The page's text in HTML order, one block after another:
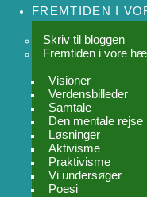
FREMTIDEN I
Skriv til bloggen
Fremtiden i vore
Visioner
Verdensbilleder
Samtale
Den mentale rejse
Løsninger
Aktivisme
Praktivisme
Vi undersøger
Poesi